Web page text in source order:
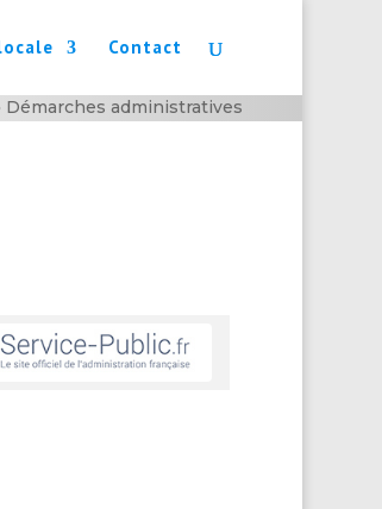
Contact
Démarches administratives